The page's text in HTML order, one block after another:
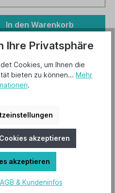
In den Warenkorb
per lfd. Meter
lesen
Ihre Privatsphäre
Cookies, um Ihnen die
bieten zu können... Mehr
.
akzeptieren
akzeptieren
& Kundeninfos